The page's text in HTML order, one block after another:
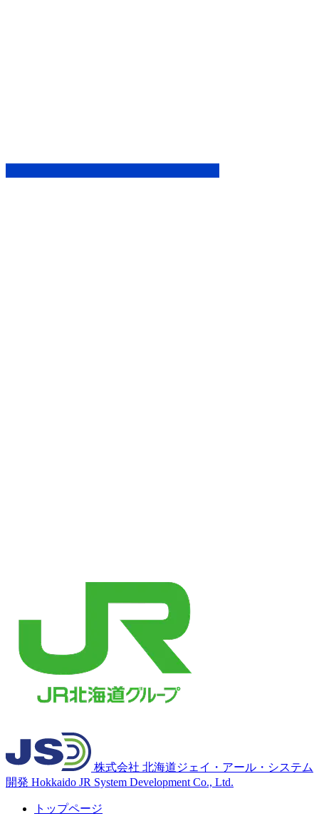
株式会社 北海道ジェイ・アール・システム
開発 Hokkaido JR System Development Co., Ltd.
トップページ